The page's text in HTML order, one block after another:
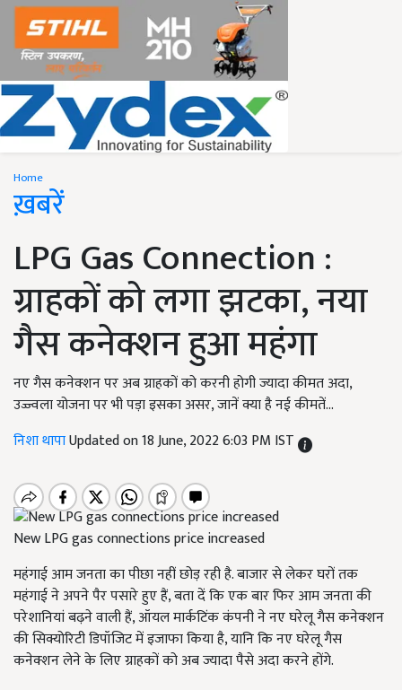
Home
ख़बरें
LPG Gas Connection :
ग्राहकों को लगा झटका, नया
गैस कनेक्शन हुआ महंगा
नए गैस कनेक्शन पर अब ग्राहकों को करनी होगी ज्यादा कीमत अदा,
उज्ज्वला योजना पर भी पड़ा इसका असर, जानें क्या है नई कीमतें...
निशा थापाUpdated on 18 June, 2022 6:03 PM IST
New LPG gas connections price increased
महंगाई आम जनता का पीछा नहीं छोड़ रही है. बाजार से लेकर घरों तक
महंगाई ने अपने पैर पसारे हुए हैं, बता दें कि एक बार फिर आम जनता की
परेशानियां बढ़ने वाली हैं, ऑयल मार्कटिंक कंपनी ने नए घरेलू गैस कनेक्शन
की सिक्योरिटी डिपॉजिट में इजाफा किया है, यानि कि नए घरेलू गैस
कनेक्शन लेने के लिए ग्राहकों को अब ज्यादा पैसे अदा करने होंगे.